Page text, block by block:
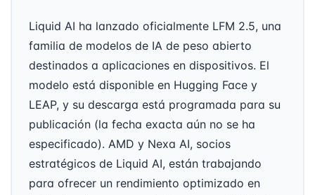
Liquid AI ha lanzado oficialmente LFM 2.5, una
familia de modelos de IA de peso abierto
destinados a aplicaciones en dispositivos. El
modelo está disponible en Hugging Face y
LEAP, y su descarga está programada para su
publicación (la fecha exacta aún no se ha
especificado). AMD y Nexa AI, socios
estratégicos de Liquid AI, están trabajando
para ofrecer un rendimiento optimizado en